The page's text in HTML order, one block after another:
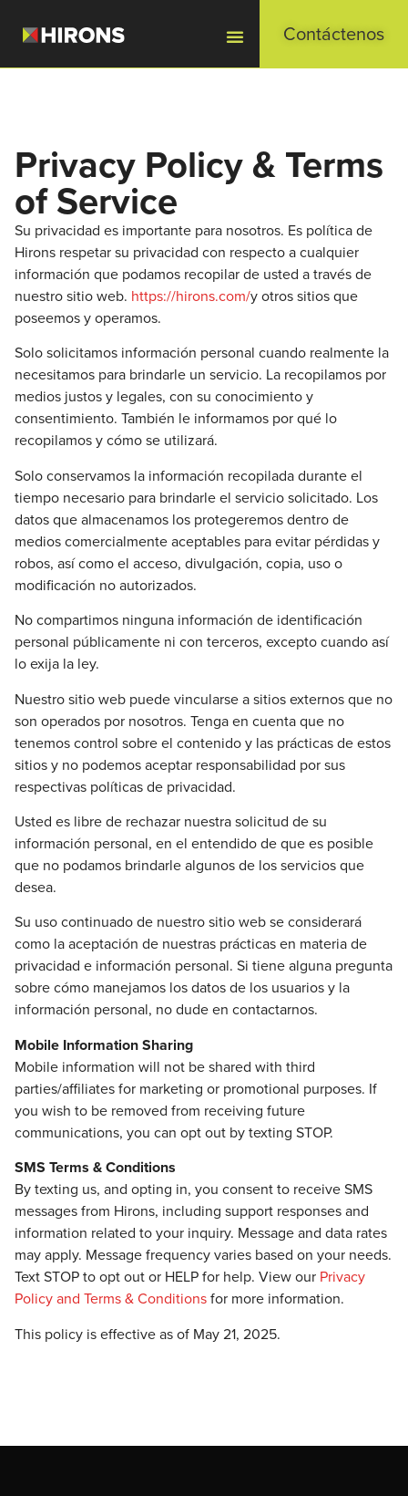
Contáctenos
Privacy Policy & Terms
of Service
Su privacidad es importante para nosotros. Es política de
Hirons respetar su privacidad con respecto a cualquier
información que podamos recopilar de usted a través de
nuestro sitio web. https://hirons.com/y otros sitios que
poseemos y operamos.
Solo solicitamos información personal cuando realmente la
necesitamos para brindarle un servicio. La recopilamos por
medios justos y legales, con su conocimiento y
consentimiento. También le informamos por qué lo
recopilamos y cómo se utilizará.
Solo conservamos la información recopilada durante el
tiempo necesario para brindarle el servicio solicitado. Los
datos que almacenamos los protegeremos dentro de
medios comercialmente aceptables para evitar pérdidas y
robos, así como el acceso, divulgación, copia, uso o
modificación no autorizados.
No compartimos ninguna información de identificación
personal públicamente ni con terceros, excepto cuando así
lo exija la ley.
Nuestro sitio web puede vincularse a sitios externos que no
son operados por nosotros. Tenga en cuenta que no
tenemos control sobre el contenido y las prácticas de estos
sitios y no podemos aceptar responsabilidad por sus
respectivas políticas de privacidad.
Usted es libre de rechazar nuestra solicitud de su
información personal, en el entendido de que es posible
que no podamos brindarle algunos de los servicios que
desea.
Su uso continuado de nuestro sitio web se considerará
como la aceptación de nuestras prácticas en materia de
privacidad e información personal. Si tiene alguna pregunta
sobre cómo manejamos los datos de los usuarios y la
información personal, no dude en contactarnos.
Mobile Information Sharing
Mobile information will not be shared with third
parties/affiliates for marketing or promotional purposes. If
you wish to be removed from receiving future
communications, you can opt out by texting STOP.
SMS Terms & Conditions
By texting us, and opting in, you consent to receive SMS
messages from Hirons, including support responses and
information related to your inquiry. Message and data rates
may apply. Message frequency varies based on your needs.
Text STOP to opt out or HELP for help. View our Privacy
Policy and Terms & Conditionsfor more information.
This policy is effective as of May 21, 2025.